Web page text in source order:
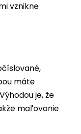
vznikne
máte
je, že
maľovanie